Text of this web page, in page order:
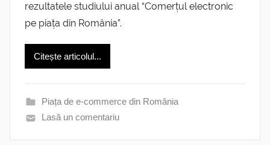
rezultatele studiului anual “Comerțul electronic
pe piața din România”.
Citește articolul...
Piața de e-commerce din România
Lasă un comentariu